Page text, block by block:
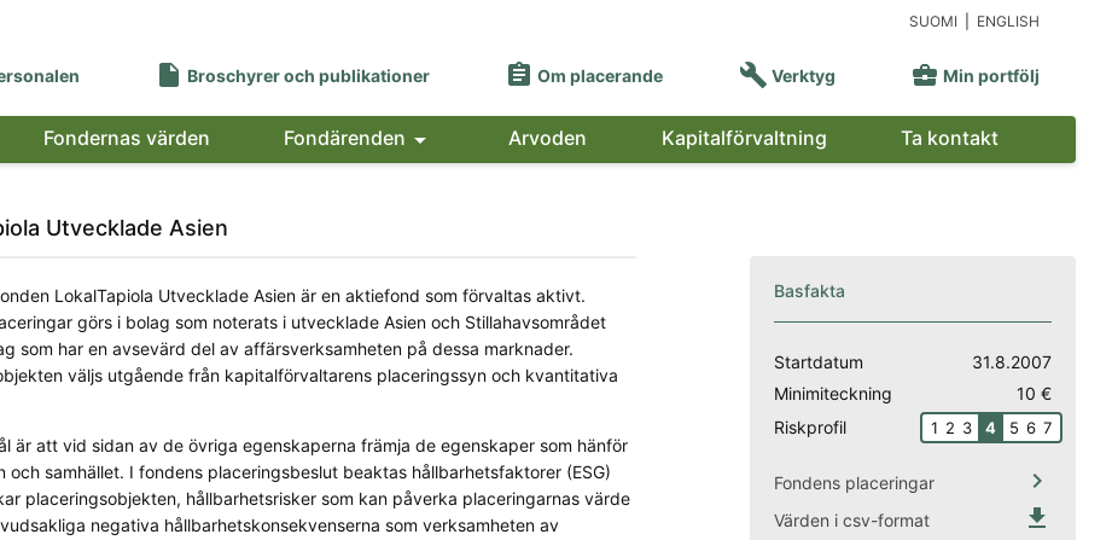
SUOMI ENGLISH
 Broschyrer och publikationer  Om placerande  Verktyg  Min portfölj
Fondernas värden Fondärenden  Arvoden Kapitalförvaltning Ta kontakt
Utvecklade Asien
LokalTapiola Utvecklade Asien är en aktiefond som förvaltas aktivt.
görs i bolag som noterats i utvecklade Asien och Stillahavsområdet
som har en avsevärd del av affärsverksamheten på dessa marknader.
väljs utgående från kapitalförvaltarens placeringssyn och kvantitativa
är att vid sidan av de övriga egenskaperna främja de egenskaper som hänför
och samhället. I fondens placeringsbeslut beaktas hållbarhetsfaktorer (ESG)
placeringsobjekten, hållbarhetsrisker som kan påverka placeringarnas värde
negativa hållbarhetskonsekvenserna som verksamheten av
Basfakta
Startdatum
31.8.2007
Minimiteckning
10 €
Riskprofil
1 2 3 4 5 6 7
Fondens placeringar 
Värden i csv-format 